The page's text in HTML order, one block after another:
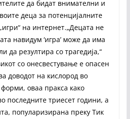
да бидат внимателни и
деца за потенцијалните
на интернет.„Децата не
навидум ‘игра’ може да има
да резултира со трагедија,“
со онесвестување е опасен
доводот на кислород во
оваа пракса како
последните триесет години, а
популаризирана преку Тик